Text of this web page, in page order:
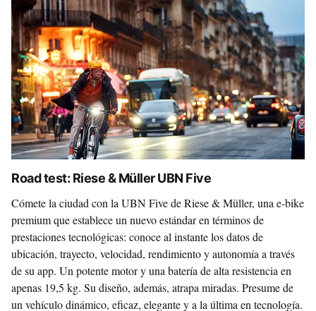
Road test: Riese & Müller UBN Five
Cómete la ciudad con la UBN Five de Riese & Müller, una e-bike
premium que establece un nuevo estándar en términos de
prestaciones tecnológicas: conoce al instante los datos de
ubicación, trayecto, velocidad, rendimiento y autonomía a través
de su app. Un potente motor y una batería de alta resistencia en
apenas 19,5 kg. Su diseño, además, atrapa miradas. Presume de
un vehículo dinámico, eficaz, elegante y a la última en tecnología.